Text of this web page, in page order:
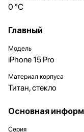
0 °C
Главный
Модель
iPhone 15 Pro
Материал корпуса
Титан, стекло
Основная
Серия